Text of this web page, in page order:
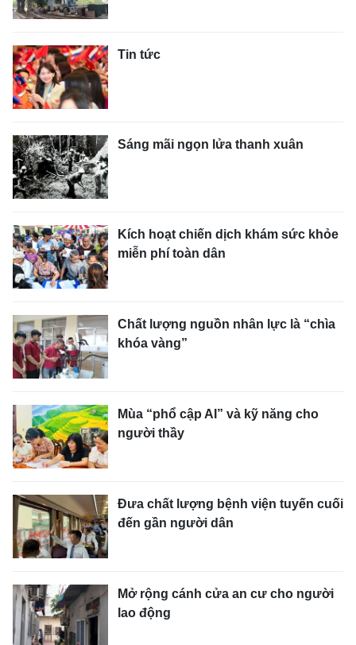
Tin tức
Sáng mãi ngọn lửa thanh xuân
Kích hoạt chiến dịch khám sức khỏe
miễn phí toàn dân
Chất lượng nguồn nhân lực là “chìa
khóa vàng”
Mùa “phổ cập AI” và kỹ năng cho
người thầy
Đưa chất lượng bệnh viện tuyến cuối
đến gần người dân
Mở rộng cánh cửa an cư cho người
lao động